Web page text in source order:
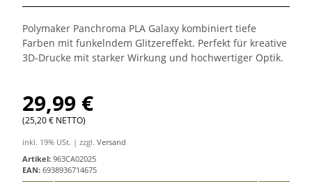
Polymaker Panchroma PLA Galaxy kombiniert tiefe
Farben mit funkelndem Glitzereffekt. Perfekt für kreative
3D-Drucke mit starker Wirkung und hochwertiger Optik.
29,99 €
(25,20 € NETTO)
inkl. 19% USt. | zzgl. Versand
Artikel: 963CA02025
EAN: 6938936714675